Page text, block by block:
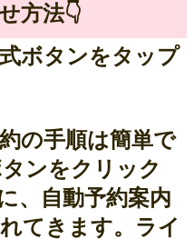
方法👇
ボタンをタップ
の手順は簡単で
ンをクリック
、自動予約案内
てきます。ライ